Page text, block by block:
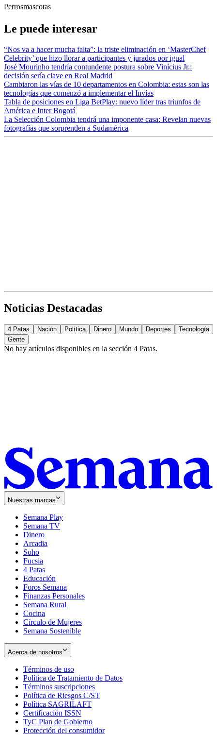
Perrosmascotas
Le puede interesar
“Nos va a hacer mucha falta”: la triste eliminación en ‘MasterChef
Celebrity’ que hizo llorar a participantes y jurados por igual
José Mourinho tendría contundente postura sobre Vinícius Jr.:
decisión sería clave en Real Madrid
Cambiaron las vías de 10 departamentos en Colombia: estas son las
tecnologías que comenzó a implementar el Invías
Tabla de posiciones en Liga BetPlay: nuevo líder tras triunfos de
América e Inter Bogotá
La Selección Colombia tendrá una imponente casa: Revelan nuevas
fotografías que sorprenden a Sudamérica
Noticias Destacadas
4 Patas Nación Política Dinero Mundo Deportes
Tecnología
Gente
No hay artículos disponibles en la sección 4 Patas.
Nuestras marcas
Semana Play
Semana TV
Dinero
Arcadia
Soho
in
new
window
Fucsia
in
new
window
4 Patas
Educación
Foros Semana
Finanzas Personales
Semana Rural
Cocina
Círculo de Mujeres
Semana Sostenible
Acerca de nosotros
Términos de uso
in
new
window
Política de Tratamiento de Datos
Términos suscripciones
in
Política de Riesgos C/ST
Política SAGRILAFT
new
window
Certificación ISSN
in
new
TyC Plan de Gobierno
in
Protección del consumidorOpens